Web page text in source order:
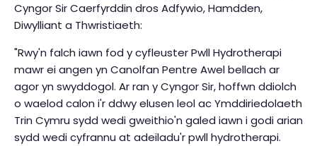
Cyngor Sir Caerfyrddin dros Adfywio, Hamdden,
Diwylliant a Thwristiaeth:
"Rwy'n falch iawn fod y cyfleuster Pwll Hydrotherapi
mawr ei angen yn Canolfan Pentre Awel bellach ar
agor yn swyddogol. Ar ran y Cyngor Sir, hoffwn ddiolch
o waelod calon i'r ddwy elusen leol ac Ymddiriedolaeth
Trin Cymru sydd wedi gweithio'n galed iawn i godi arian
sydd wedi cyfrannu at adeiladu'r pwll hydrotherapi.